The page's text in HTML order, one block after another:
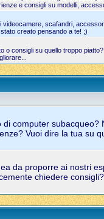
e consigli su modelli,
videocamere, scafandri,
creato pensando a te! ;)
o consigli su quello troppo
computer subacqueo?
Vuoi dire la tua su
da proporre ai nostri
chiedere consigli?